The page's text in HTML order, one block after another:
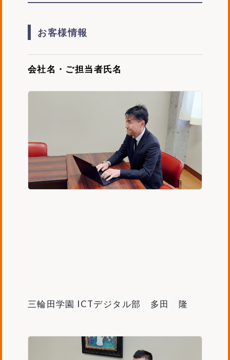
お客様情報
会社名・ご担当者氏名
三輪田学園 ICTデジタル部 多田 隆